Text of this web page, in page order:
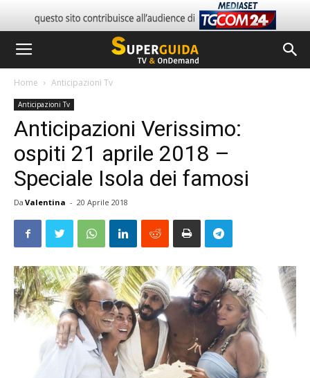
Home Anticipazioni Tv
Anticipazioni Tv
Anticipazioni Verissimo:
ospiti 21 aprile 2018 –
Speciale Isola dei famosi
Da Valentina - 20 Aprile 2018